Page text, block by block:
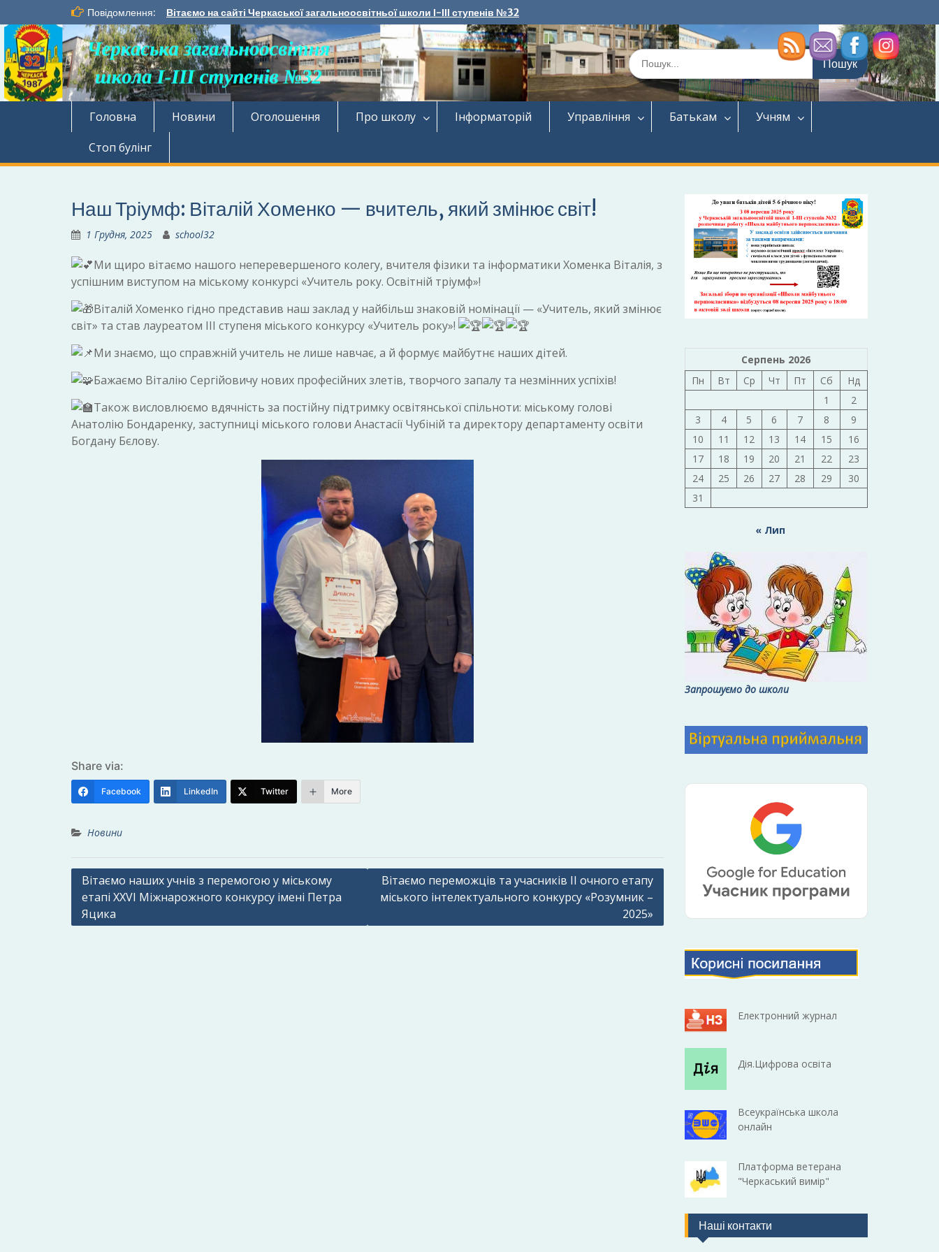
до
вмісту
Повідомлення: Вітаємо на сайті Черкаської загальноосвітньої школи І-ІІІ ступенів №32
Шукати:
Головна Новини Оголошення Про школу Інформаторій Управління Батькам
Учням
Стоп булінг
Наш Тріумф: Віталій Хоменко — вчитель, який змінює світ!
1 Грудня, 2025 school32
Ми щиро вітаємо нашого неперевершеного колегу, вчителя фізики та інформатики Хоменка Віталія, з
успішним виступом на міському конкурсі «Учитель року. Освітній тріумф»!
Віталій Хоменко гідно представив наш заклад у найбільш знаковій номінації — «Учитель, який змінює
світ» та став лауреатом ІІІ ступеня міського конкурсу «Учитель року»!
Ми знаємо, що справжній учитель не лише навчає, а й формує майбутнє наших дітей.
Бажаємо Віталію Сергійовичу нових професійних злетів, творчого запалу та незмінних успіхів!
Також висловлюємо вдячність за постійну підтримку освітянської спільноти: міському голові
Анатолію Бондаренку, заступниці міського голови Анастасії Чубіній та директору департаменту освіти
Богдану Бєлову.
Share via:
Facebook LinkedIn Twitter More
Новини
Навігація
записів
Вітаємо наших учнів з перемогою у міському
етапі XXVI Міжнарожного конкурсу імені Петра
Яцика
Вітаємо переможців та учасників ІІ очного етапу
міського інтелектуального конкурсу «Розумник –
2025»
Серпень 2026
Пн
Вт Ср Чт Пт Сб
Нд
1
2
3
4 5 6 7 8
9
10
11 12 13 14 15
16
17
18 19 20 21 22
23
24
25 26 27 28 29
30
31
« Лип
Запрошуємо до школи
Електронний журнал
Дія.Цифрова освіта
Всеукраїнська школа
онлайн
Платформа ветерана
"Черкаський вимір"
Наші контакти